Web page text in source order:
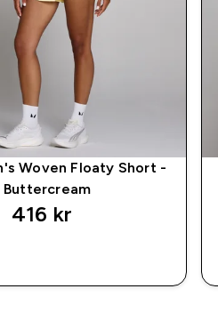
Woven Floaty Short -
Buttercream
416 kr‎